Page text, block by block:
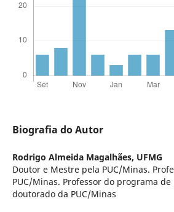
Biografia do Autor
Rodrigo Almeida Magalhães, UFMG
Doutor e Mestre pela PUC/Minas.
PUC/Minas. Professor do programa
doutorado da PUC/Minas